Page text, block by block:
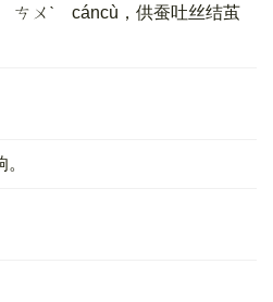
ㄘㄨˋ cáncù，供蚕吐丝结茧